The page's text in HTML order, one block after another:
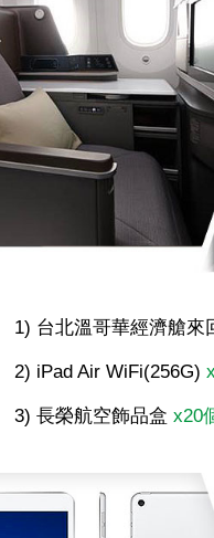
1) 台北溫哥華經濟艙來
2) iPad Air WiFi(256G)
3) 長榮航空飾品盒 x20